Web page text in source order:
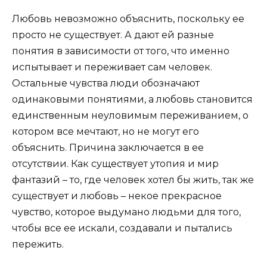
Любовь невозможно объяснить, поскольку ее
просто не существует. А дают ей разные
понятия в зависимости от того, что именно
испытывает и переживает сам человек.
Остальные чувства люди обозначают
одинаковыми понятиями, а любовь становится
единственным неуловимым переживанием, о
котором все мечтают, но не могут его
объяснить. Причина заключается в ее
отсутствии. Как существует утопия и мир
фантазий – то, где человек хотел бы жить, так же
существует и любовь – некое прекрасное
чувство, которое выдумано людьми для того,
чтобы все ее искали, создавали и пытались
пережить.